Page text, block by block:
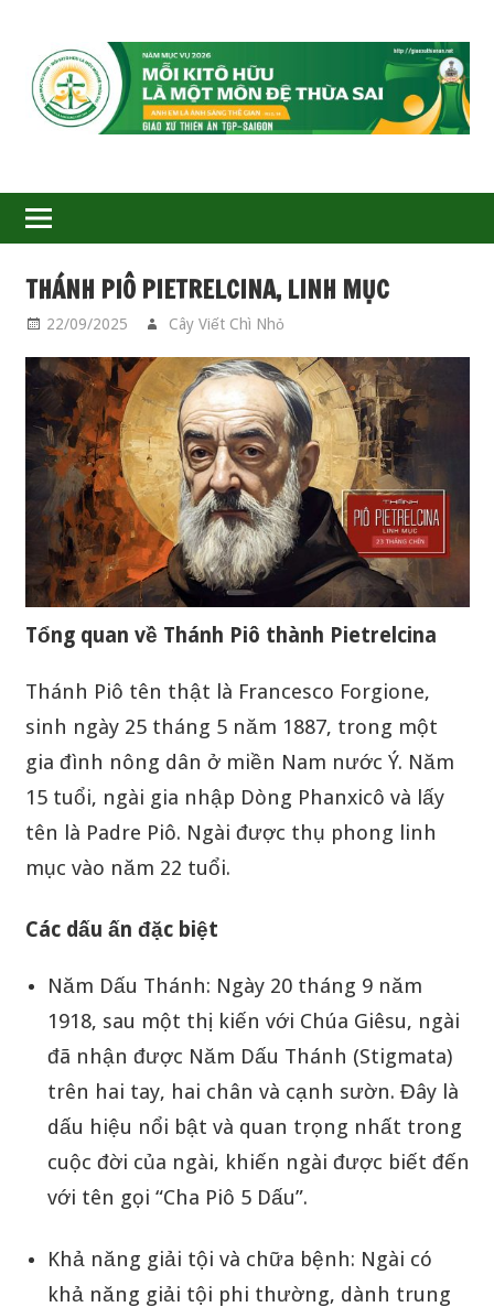
GIÁO
XỨ
THIÊN
ÂN-
TGP
SAIGON
THÁNH PIÔ PIETRELCINA, LINH MỤC
22/09/2025 Cây Viết Chì Nhỏ
Tổng quan về Thánh Piô thành Pietrelcina
Thánh Piô tên thật là Francesco Forgione,
sinh ngày 25 tháng 5 năm 1887, trong một
gia đình nông dân ở miền Nam nước Ý. Năm
15 tuổi, ngài gia nhập Dòng Phanxicô và lấy
tên là Padre Piô. Ngài được thụ phong linh
mục vào năm 22 tuổi.
Các dấu ấn đặc biệt
Năm Dấu Thánh: Ngày 20 tháng 9 năm
1918, sau một thị kiến với Chúa Giêsu, ngài
đã nhận được Năm Dấu Thánh (Stigmata)
trên hai tay, hai chân và cạnh sườn. Đây là
dấu hiệu nổi bật và quan trọng nhất trong
cuộc đời của ngài, khiến ngài được biết đến
với tên gọi “Cha Piô 5 Dấu”.
Khả năng giải tội và chữa bệnh: Ngài có
khả năng giải tội phi thường, dành trung